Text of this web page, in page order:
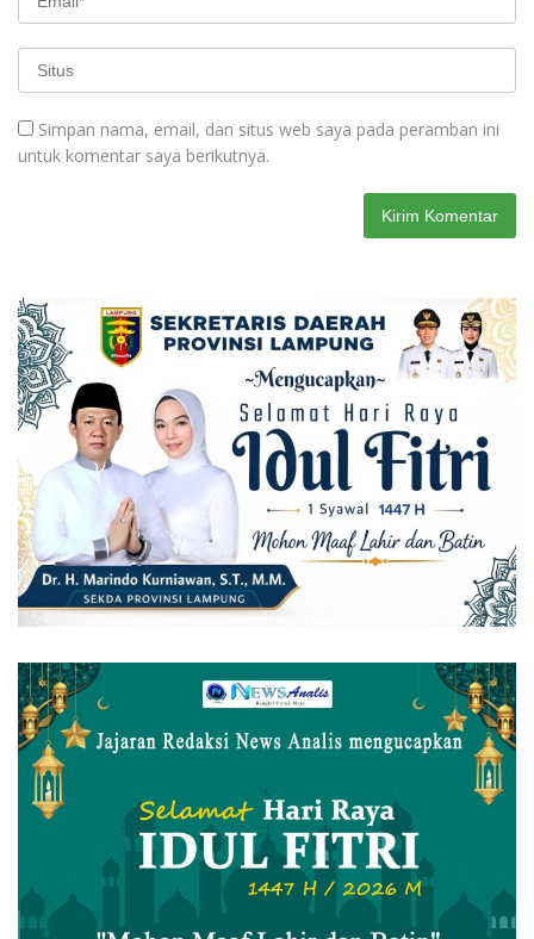
Simpan nama, email, dan situs web saya pada peramban ini
untuk komentar saya berikutnya.